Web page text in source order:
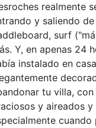
realmente
y saliendo
surf
Y, en apenas 24
instalado en
tu villa,
y aireados y